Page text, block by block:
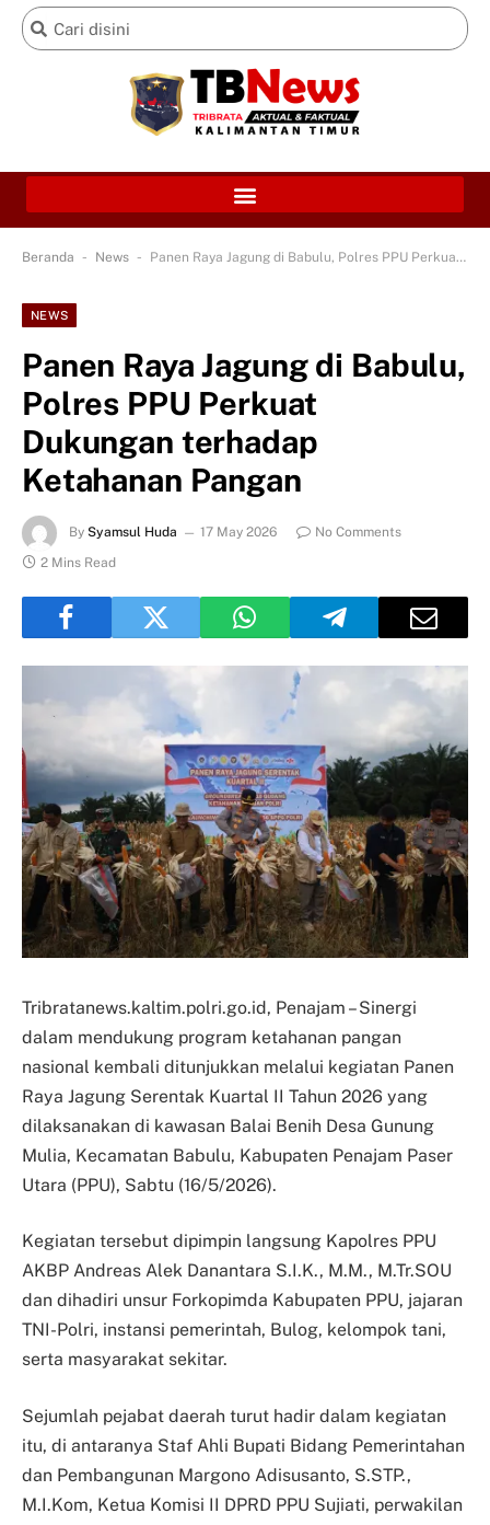
Beranda - News - Panen Raya Jagung di Babulu, Polres PPU Perkuat Dukungan terhadap Ketahanan Pangan
NEWS
Panen Raya Jagung di Babulu,
Polres PPU Perkuat
Dukungan terhadap
Ketahanan Pangan
By Syamsul Huda 17 May 2026
No Comments
2 Mins Read
Tribratanews.kaltim.polri.go.id, Penajam – Sinergi
dalam mendukung program ketahanan pangan
nasional kembali ditunjukkan melalui kegiatan Panen
Raya Jagung Serentak Kuartal II Tahun 2026 yang
dilaksanakan di kawasan Balai Benih Desa Gunung
Mulia, Kecamatan Babulu, Kabupaten Penajam Paser
Utara (PPU), Sabtu (16/5/2026).
Kegiatan tersebut dipimpin langsung Kapolres PPU
AKBP Andreas Alek Danantara S.I.K., M.M., M.Tr.SOU
dan dihadiri unsur Forkopimda Kabupaten PPU, jajaran
TNI-Polri, instansi pemerintah, Bulog, kelompok tani,
serta masyarakat sekitar.
Sejumlah pejabat daerah turut hadir dalam kegiatan
itu, di antaranya Staf Ahli Bupati Bidang Pemerintahan
dan Pembangunan Margono Adisusanto, S.STP.,
M.I.Kom, Ketua Komisi II DPRD PPU Sujiati, perwakilan